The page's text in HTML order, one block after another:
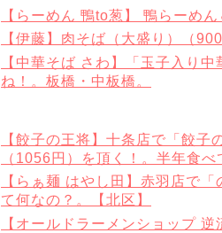
【らーめん 鴨to葱】 鴨らーめ
【伊藤】肉そば（大盛り）（
【中華そば さわ】「玉子入り
ね！。板橋・中板橋。
【餃子の王将】十条店で「餃子
（1056円）を頂く！。半年食
【らぁ麺 はやし田】赤羽店で
て何なの？。【北区】
【オールドラーメンショップ